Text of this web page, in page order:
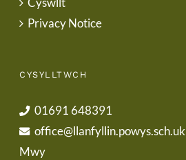
Privacy Notice
CYSYLLTWCH
01691 648391
office@llanfyllin.powys.sch.uk
Mwy